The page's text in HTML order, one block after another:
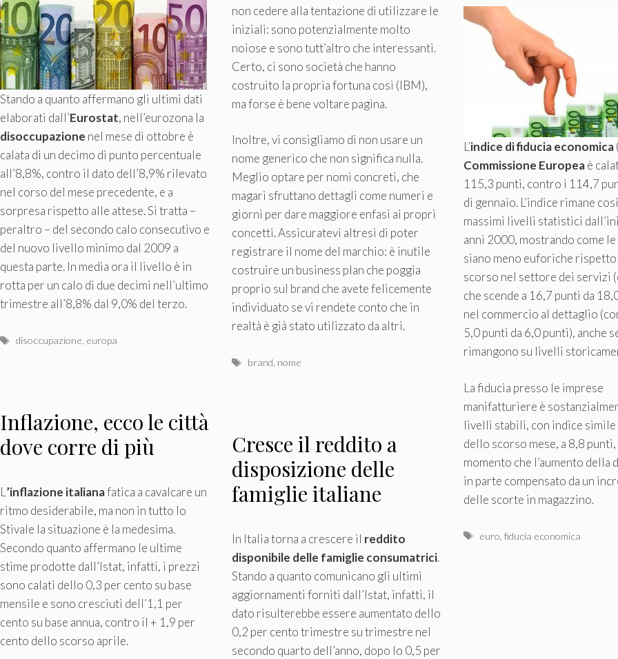
non cedere alla tentazione di utilizzare le
iniziali: sono potenzialmente molto
noiose e sono tutt’altro che interessanti.
Certo, ci sono società che hanno
costruito la propria fortuna così (IBM),
ma forse è bene voltare pagina.
Inoltre, vi consigliamo di non usare un
nome generico che non significa nulla.
Meglio optare per nomi concreti, che
magari sfruttano dettagli come numeri e
giorni per dare maggiore enfasi ai propri
concetti. Assicuratevi altresì di poter
registrare il nome del marchio: è inutile
costruire un business plan che poggia
proprio sul brand che avete felicemente
individuato se vi rendete conto che in
realtà è già stato utilizzato da altri.
Tag
brand nome
L’indice di fiducia economica
Commissione Europeaè
115,3 punti, contro i 114,7
di gennaio. L’indice rimane
massimi livelli statistici
anni 2000, mostrando come
siano meno euforiche rispetto
scorso nel settore dei servizi
che scende a 16,7 punti da
nel commercio al dettaglio
5,0 punti da 6,0 punti), anche
rimangono su livelli
La fiducia presso le imprese
manifatturiere è
livelli stabili, con indice simile
dello scorso mese, a 8,8 punti,
momento che l’aumento della
in parte compensato da un
delle scorte in magazzino.
Tag
euro ,fiducia economica
Stando a quanto affermano gli ultimi dati
elaborati dall’Eurostat, nell’eurozona la
disoccupazione nel mese di ottobre è
calata di un decimo di punto percentuale
all’8,8%, contro il dato dell’8,9% rilevato
nel corso del mese precedente, e a
sorpresa rispetto alle attese. Si tratta –
peraltro – del secondo calo consecutivo e
del nuovo livello minimo dal 2009 a
questa parte. In media ora il livello è in
rotta per un calo di due decimi nell’ultimo
trimestre all’8,8% dal 9,0% del terzo.
Tag
disoccupazione europa
Inflazione, ecco le città
dove corre di più
L ’inflazione italianafatica a cavalcare un
ritmo desiderabile, ma non in tutto lo
Stivale la situazione è la medesima.
Secondo quanto affermano le ultime
stime prodotte dall’Istat, infatti, i prezzi
sono calati dello 0,3 per cento su base
mensile e sono cresciuti dell’1,1 per
cento su base annua, contro il + 1,9 per
cento dello scorso aprile.
Cresce il reddito a
disposizione delle
famiglie italiane
In Italia torna a crescere il reddito
disponibile delle famiglie consumatrici.
Stando a quanto comunicano gli ultimi
aggiornamenti forniti dall’Istat, infatti, il
dato risulterebbe essere aumentato dello
0,2 per cento trimestre su trimestre nel
secondo quarto dell’anno, dopo lo 0,5 per